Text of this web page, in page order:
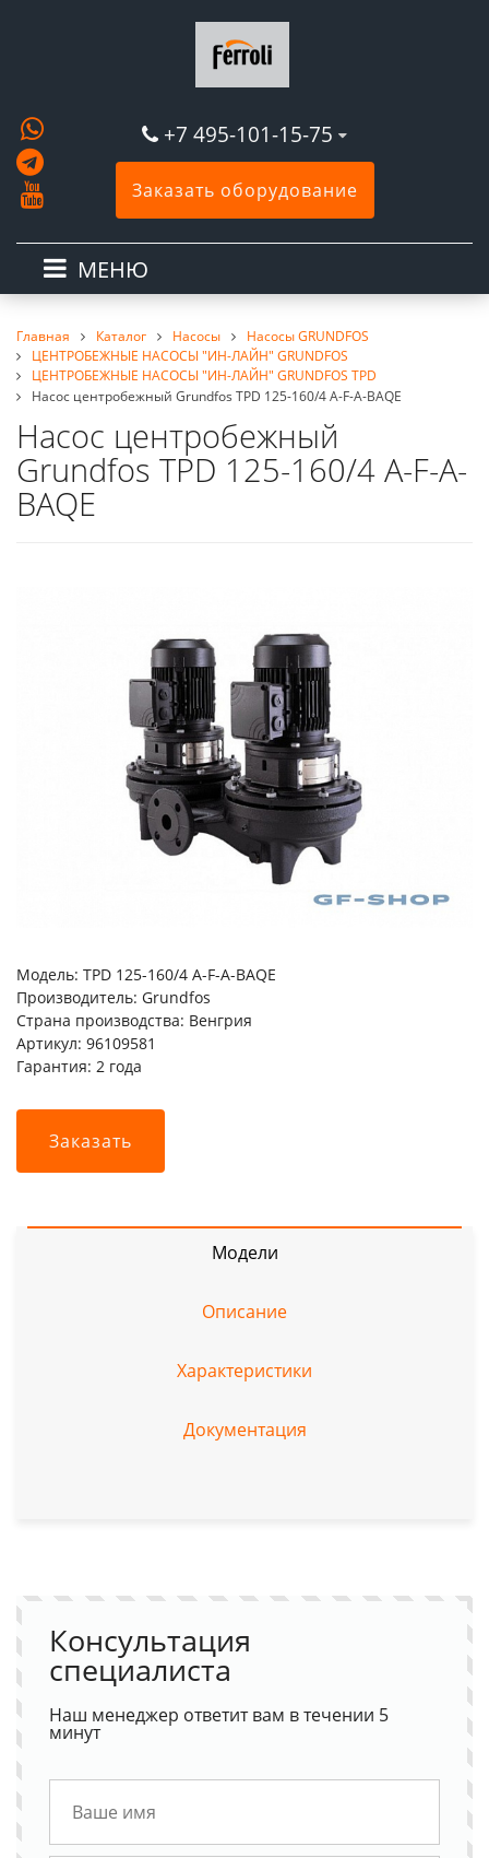
+7 495-101-15-75
Заказать оборудование
МЕНЮ
Главная Каталог Насосы
Насосы GRUNDFOS
ЦЕНТРОБЕЖНЫЕ НАСОСЫ "ИН-ЛАЙН" GRUNDFOS
ЦЕНТРОБЕЖНЫЕ НАСОСЫ "ИН-ЛАЙН" GRUNDFOS TPD
Насос центробежный Grundfos TPD 125-160/4 A-F-A-BAQE
Насос центробежный
Grundfos TPD 125-160/4 A-F-A-
BAQE
Модель: TPD 125-160/4 A-F-A-BAQE
Производитель: Grundfos
Страна производства: Венгрия
Артикул: 96109581
Гарантия: 2 года
Заказать
Модели
Описание
Характеристики
Документация
Консультация
специалиста
Наш менеджер ответит вам в течении 5
минут